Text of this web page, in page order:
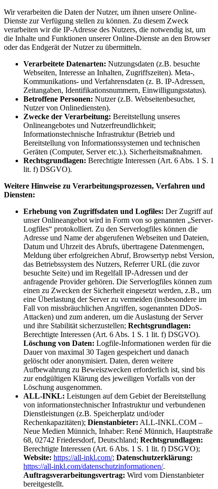
Wir verarbeiten die Daten der Nutzer, um ihnen unsere Online-
Dienste zur Verfügung stellen zu können. Zu diesem Zweck
verarbeiten wir die IP-Adresse des Nutzers, die notwendig ist, um
die Inhalte und Funktionen unserer Online-Dienste an den Browser
oder das Endgerät der Nutzer zu übermitteln.
Verarbeitete Datenarten: Nutzungsdaten (z.B. besuchte
Webseiten, Interesse an Inhalten, Zugriffszeiten). Meta-,
Kommunikations- und Verfahrensdaten (z. B. IP-Adressen,
Zeitangaben, Identifikationsnummern, Einwilligungsstatus).
Betroffene Personen: Nutzer (z.B. Webseitenbesucher,
Nutzer von Onlinediensten).
Zwecke der Verarbeitung: Bereitstellung unseres
Onlineangebotes und Nutzerfreundlichkeit;
Informationstechnische Infrastruktur (Betrieb und
Bereitstellung von Informationssystemen und technischen
Geräten (Computer, Server etc.).). Sicherheitsmaßnahmen.
Rechtsgrundlagen: Berechtigte Interessen (Art. 6 Abs. 1 S. 1
lit. f) DSGVO).
Weitere Hinweise zu Verarbeitungsprozessen, Verfahren und
Diensten:
Erhebung von Zugriffsdaten und Logfiles: Der Zugriff auf
unser Onlineangebot wird in Form von so genannten „Server-
Logfiles“ protokolliert. Zu den Serverlogfiles können die
Adresse und Name der abgerufenen Webseiten und Dateien,
Datum und Uhrzeit des Abrufs, übertragene Datenmengen,
Meldung über erfolgreichen Abruf, Browsertyp nebst Version,
das Betriebssystem des Nutzers, Referrer URL (die zuvor
besuchte Seite) und im Regelfall IP-Adressen und der
anfragende Provider gehören. Die Serverlogfiles können zum
einen zu Zwecken der Sicherheit eingesetzt werden, z.B., um
eine Überlastung der Server zu vermeiden (insbesondere im
Fall von missbräuchlichen Angriffen, sogenannten DDoS-
Attacken) und zum anderen, um die Auslastung der Server
und ihre Stabilität sicherzustellen; Rechtsgrundlagen:
Berechtigte Interessen (Art. 6 Abs. 1 S. 1 lit. f) DSGVO).
Löschung von Daten: Logfile-Informationen werden für die
Dauer von maximal 30 Tagen gespeichert und danach
gelöscht oder anonymisiert. Daten, deren weitere
Aufbewahrung zu Beweiszwecken erforderlich ist, sind bis
zur endgültigen Klärung des jeweiligen Vorfalls von der
Löschung ausgenommen.
ALL-INKL: Leistungen auf dem Gebiet der Bereitstellung
von informationstechnischer Infrastruktur und verbundenen
Dienstleistungen (z.B. Speicherplatz und/oder
Rechenkapazitäten); Dienstanbieter: ALL-INKL.COM –
Neue Medien Münnich, Inhaber: René Münnich, Hauptstraße
68, 02742 Friedersdorf, Deutschland; Rechtsgrundlagen:
Berechtigte Interessen (Art. 6 Abs. 1 S. 1 lit. f) DSGVO);
Website: https://all-inkl.com/; Datenschutzerklärung:
https://all-inkl.com/datenschutzinformationen/.
Auftragsverarbeitungsvertrag: Wird vom Dienstanbieter
bereitgestellt.